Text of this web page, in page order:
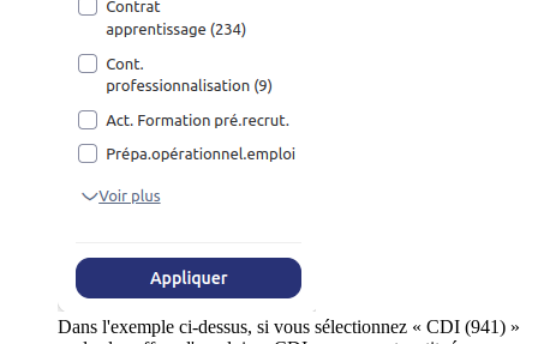
Dans l'exemple ci-dessus, si vous sélectionnez « CDI (941) »